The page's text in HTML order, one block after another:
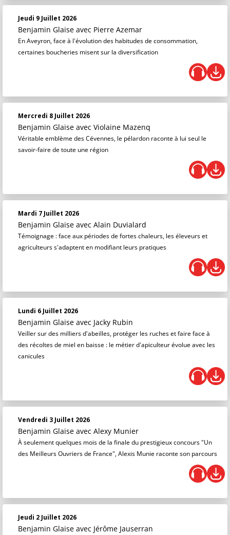
Jeudi 9 Juillet 2026
Benjamin Glaise avec Pierre Azemar
En Aveyron, face à l'évolution des habitudes de consommation,
certaines boucheries misent sur la diversification
Mercredi 8 Juillet 2026
Benjamin Glaise avec Violaine Mazenq
Véritable emblème des Cévennes, le pélardon raconte à lui seul le
savoir-faire de toute une région
Mardi 7 Juillet 2026
Benjamin Glaise avec Alain Duvialard
Témoignage : face aux périodes de fortes chaleurs, les éleveurs et
agriculteurs s'adaptent en modifiant leurs pratiques
Lundi 6 Juillet 2026
Benjamin Glaise avec Jacky Rubin
Veiller sur des milliers d'abeilles, protéger les ruches et faire face à
des récoltes de miel en baisse : le métier d'apiculteur évolue avec les
canicules
Vendredi 3 Juillet 2026
Benjamin Glaise avec Alexy Munier
À seulement quelques mois de la finale du prestigieux concours "Un
des Meilleurs Ouvriers de France", Alexis Munie raconte son parcours
Jeudi 2 Juillet 2026
Benjamin Glaise avec Jérôme Jauserran